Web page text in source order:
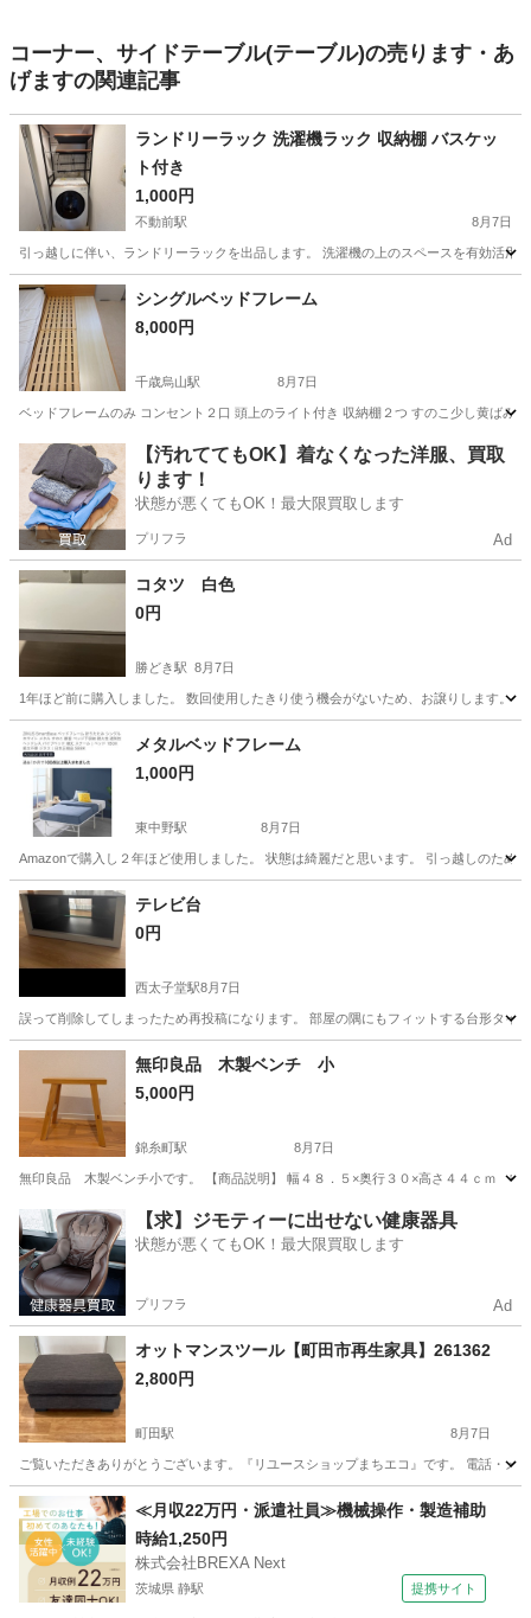
コーナー、サイドテーブル(テーブル)の売ります・あ
げますの関連記事
ランドリーラック 洗濯機ラック 収納棚 バスケッ
ト付き
1,000円
不動前駅 8月7日
引っ越しに伴い、ランドリーラックを出品します。 洗濯機の上のスペースを有効活
東京 品川区 不動前駅 収納家具
シングルベッドフレーム
8,000円
千歳烏山駅 8月7日
ベッドフレームのみ コンセント２口 頭上のライト付き 収納棚２つ すのこ少し黄ばみ
東京 世田谷区 千歳烏山駅 ベッド
【汚れててもOK】着なくなった洋服、買取
ります！
状態が悪くてもOK！最大限買取します
プリフラ Ad
コタツ 白色
0円
勝どき駅 8月7日
1年ほど前に購入しました。 数回使用したきり使う機会がないため、お譲りします。
東京 中央区 勝どき駅 テーブル
メタルベッドフレーム
1,000円
東中野駅 8月7日
Amazonで購入し２年ほど使用しました。 状態は綺麗だと思います。 引っ越しのため
東京 中野区 東中野駅
テレビ台
0円
西太子堂駅8月7日
誤って削除してしまったため再投稿になります。 部屋の隅にもフィットする台形タ
東京 世田谷区 西太子堂駅 収納家具
無印良品 木製ベンチ 小
5,000円
錦糸町駅 8月7日
無印良品 木製ベンチ小です。 【商品説明】 幅４８．５×奥行３０×高さ４４ｃｍ 中
東京 墨田区 錦糸町駅 テーブル
【求】ジモティーに出せない健康器具
状態が悪くてもOK！最大限買取します
プリフラ Ad
オットマンスツール【町田市再生家具】261362
2,800円
町田駅 8月7日
ご覧いただきありがとうございます。『リユースショップまちエコ』です。 電話・
東京 町田市 町田駅 ソファ リユース
≪月収22万円・派遣社員≫機械操作・製造補助
時給1,250円
株式会社BREXA Next
茨城県 静駅 提携サイト